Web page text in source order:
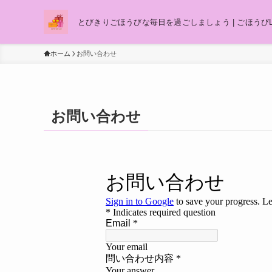
とびきりごほうびな毎日を過ごしましょう | ごほうび
ホーム お問い合わせ
お問い合わせ